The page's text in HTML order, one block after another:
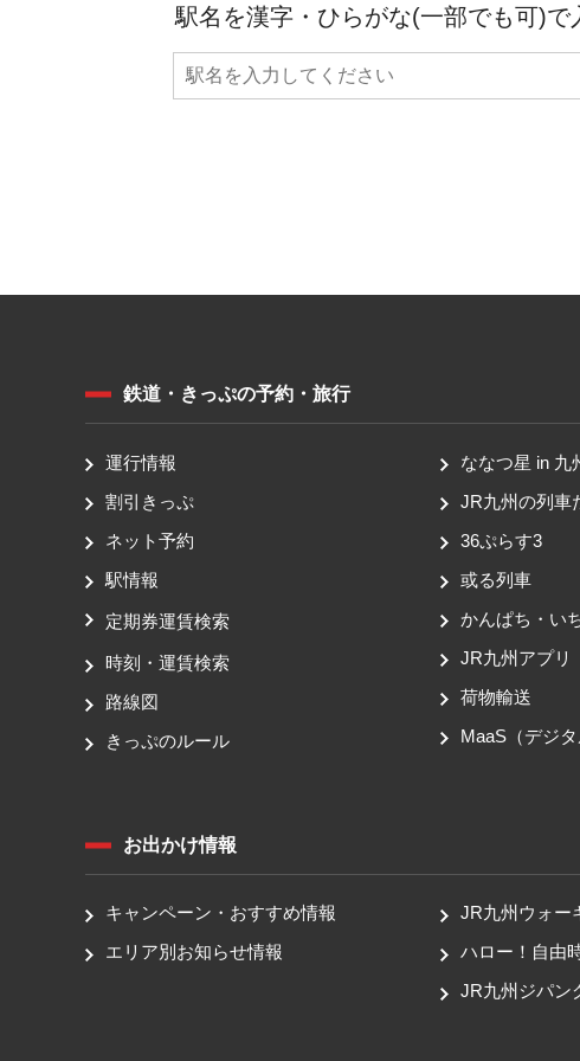
駅名を漢字・ひらがな(一部でも可)で
鉄道・きっぷの予約・旅行
運行情報
割引きっぷ
ネット予約
駅情報
定期券運賃検索
時刻・運賃検索
路線図
きっぷのルール
ななつ星 in 九
JR九州の列車
36ぷらす3
或る列車
かんぱち・い
JR九州アプリ
荷物輸送
MaaS（デジタ
お出かけ情報
キャンペーン・おすすめ情報
エリア別お知らせ情報
JR九州ウォー
ハロー！自由
JR九州ジパン